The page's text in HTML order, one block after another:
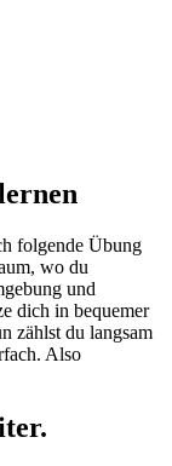
folgende Übung
wo du
und
dich in bequemer
zählst du langsam
Also